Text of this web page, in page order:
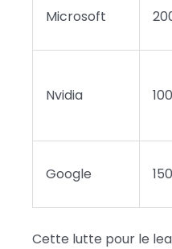
Microsoft
Nvidia 100
Google 150
Cette lutte pour le